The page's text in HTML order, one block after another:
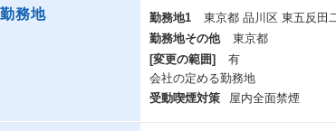
ョンによって最適な形が変わる点
実際に直近はマーケティングでの
て、多様な形で活用されています。
機能的な価値だけではなく情緒面
またそれに合わせて最適なプロダ
勤務地 勤務地1
東京都 品川区 東五反
勤務地その他
東京都
[変更の範囲]
有
会社の定める勤務地
受動喫煙対策
屋内全面禁煙